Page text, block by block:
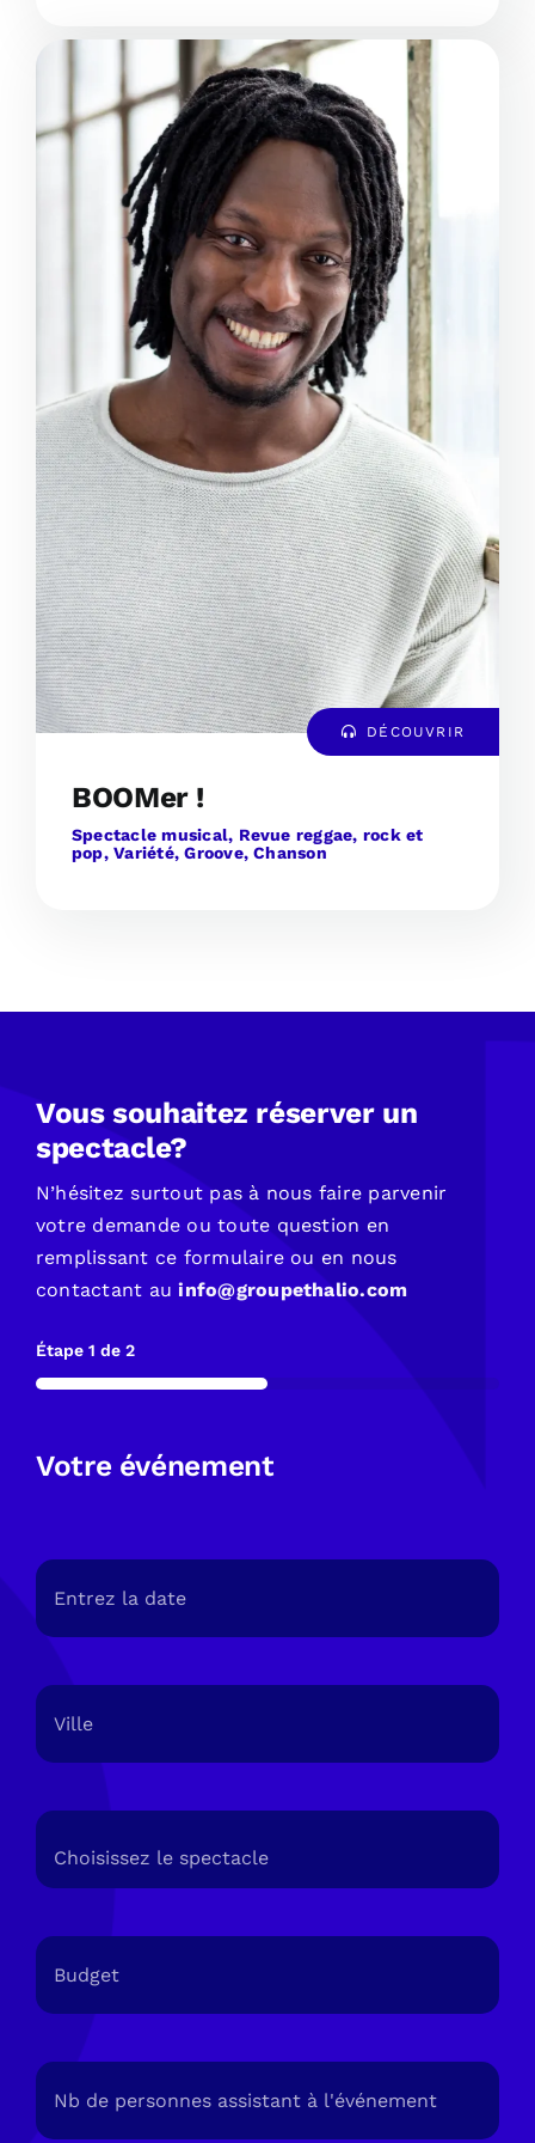
DÉCOUVRIR
BOOMer !
Spectacle musical, Revue reggae, rock et
pop, Variété, Groove, Chanson
Vous souhaitez réserver un
spectacle?
N’hésitez surtout pas à nous faire parvenir
votre demande ou toute question en
remplissant ce formulaire ou en nous
contactant auinfo@groupethalio.com
Étape 1 de 2
50%
Votre événement
Date
MM
slash
Sans
titre(Nécessaire)
Spectacle
Budget
Nb
de